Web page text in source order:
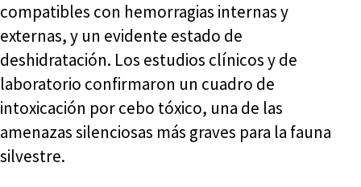
compatibles con hemorragias internas y
externas, y un evidente estado de
deshidratación. Los estudios clínicos y de
laboratorio confirmaron un cuadro de
intoxicación por cebo tóxico, una de las
amenazas silenciosas más graves para la fauna
silvestre.